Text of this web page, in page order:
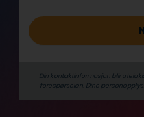
Din kontaktinformasjon blir
forespørselen. Dine